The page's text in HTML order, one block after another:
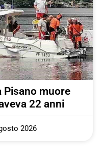
Pisano muore
22 anni
2026